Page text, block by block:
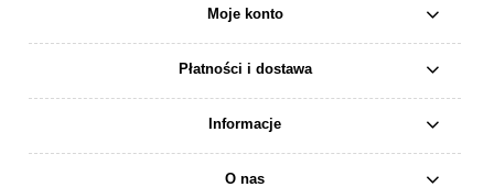
Moje konto
Płatności i dostawa
Informacje
O nas